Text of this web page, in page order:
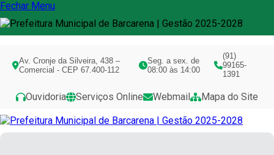
Fechar Menu
Av. Cronje da Silveira, 438 –
Comercial - CEP 67.400-112
Seg. a sex. de
08:00 às 14:00
(91)
99165-
1391
Ouvidoria Serviços Online Webmail Mapa do Site